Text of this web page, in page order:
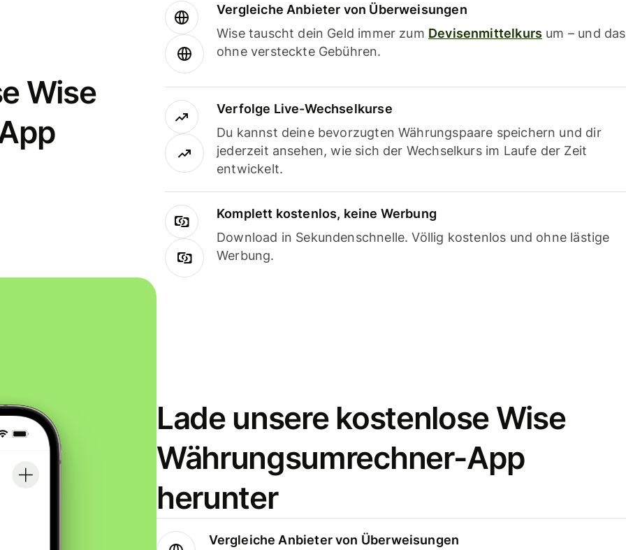
Wise
Vergleiche Anbieter von Überweisungen
Wise tauscht dein Geld immer zum Devisenmittelkurs um – und das
ohne versteckte Gebühren.
Verfolge Live-Wechselkurse
Du kannst deine bevorzugten Währungspaare speichern und dir
jederzeit ansehen, wie sich der Wechselkurs im Laufe der Zeit
entwickelt.
Komplett kostenlos, keine Werbung
Download in Sekundenschnelle. Völlig kostenlos und ohne lästige
Werbung.
Lade unsere kostenlose Wise
Währungsumrechner-App
herunter
Vergleiche Anbieter von Überweisungen